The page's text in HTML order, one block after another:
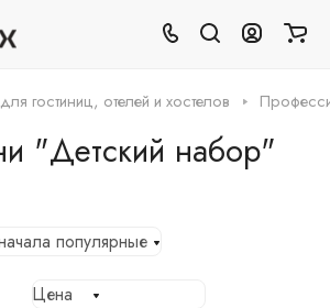
гостиниц, отелей и хостелов
"Детский набор"
популярные
Цена